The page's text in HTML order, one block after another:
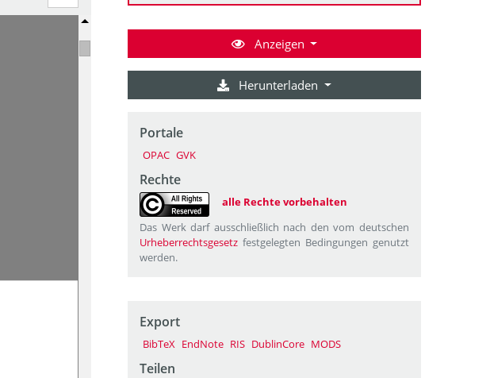
Anzeigen
Herunterladen
Portale
OPAC GVK
Rechte
alle Rechte vorbehalten
Das Werk darf ausschließlich nach den vom deutschen
Urheberrechtsgesetz festgelegten Bedingungen genutzt
werden.
Export
BibTeX EndNote RIS DublinCore MODS
Teilen